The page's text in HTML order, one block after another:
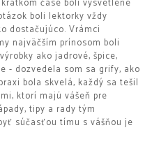
čase boli vysvetlené
boli lektorky vždy
dostačujúco. Vrámci
najväčším prínosom boli
ako jadrové, špice,
- dozvedela som sa grify, ako
bola skvelá, každý sa tešil
ktorí majú vášeň pre
tipy a rady tým
súčasťou tímu s vášňou je